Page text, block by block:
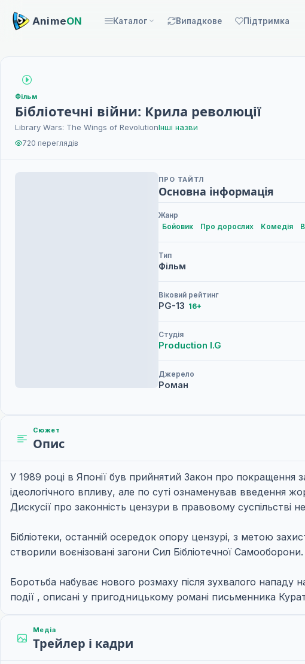
AnimeON Каталог Випадкове Підтримка
Фільм
Бібліотечні війни: Крила революції
Library Wars: The Wings of RevolutionІнші назви
720 переглядів
ПРО ТАЙТЛ
Основна інформація
Жанр
Бойовик
Про дорослих Комедія
Тип
Фільм
Віковий рейтинг
PG-13 16+
Студія
Production I.G
Джерело
Роман
Сюжет
Опис
У 1989 році в Японії був прийнятий Закон про покращення
ідеологічного впливу, але по суті ознаменував введення
Дискусії про законність цензури в правовому суспільстві
Бібліотеки, останній осередок опору цензурі, з метою
створили воєнізовані загони Сил Бібліотечної Самооборони.
Боротьба набуває нового розмаху після зухвалого нападу
події , описані у пригодницькому романі письменника
Медіа
Трейлер і кадри